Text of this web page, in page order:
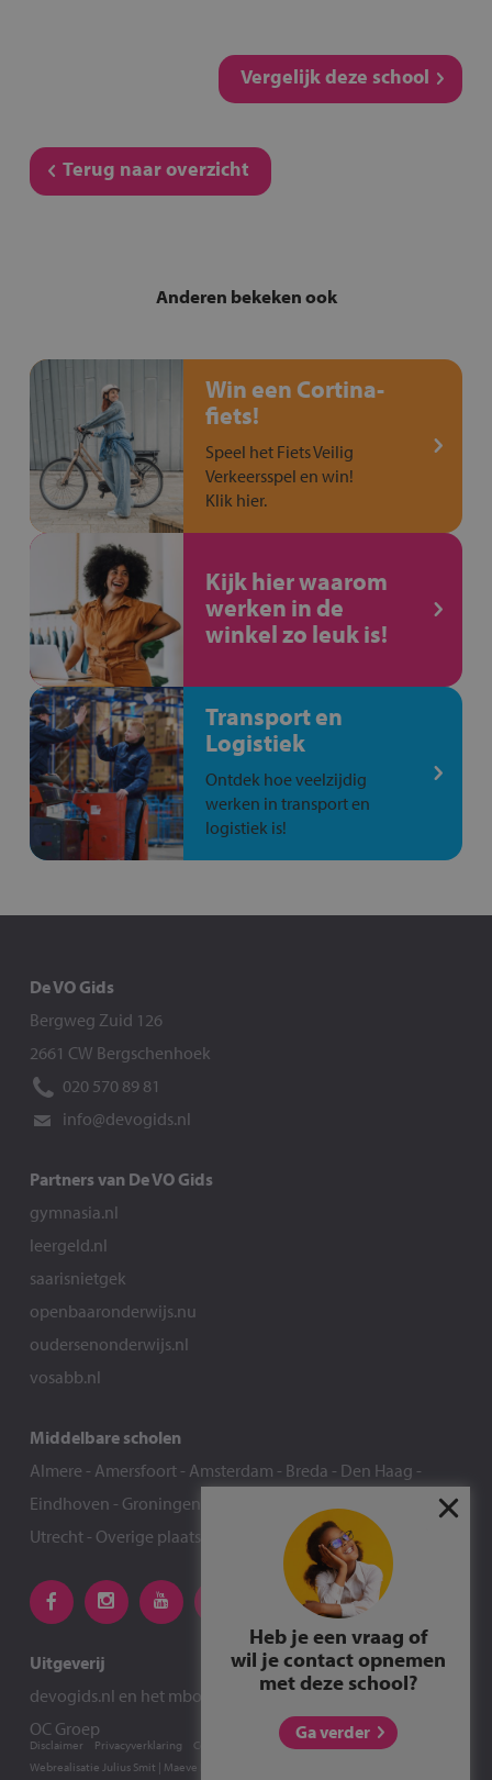
Vergelijk deze school
Terug naar overzicht
Anderen bekeken ook
Win een Cortina-
fiets!
Speel het Fiets Veilig
Verkeersspel en win!
Klik hier.
Kijk hier waarom
werken in de
winkel zo leuk is!
Transport en
Logistiek
Ontdek hoe veelzijdig
werken in transport en
logistiek is!
Heb je een vraag of
wil je contact opnemen
met deze school?
Ga verder
De VO Gids
Bergweg Zuid 126
2661 CW Bergschenhoek
020 570 89 81
info@devogids.nl
Partners van De VO Gids
gymnasia.nl
leergeld.nl
saarisnietgek
openbaaronderwijs.nu
oudersenonderwijs.nl
vosabb.nl
Middelbare scholen
Almere - Amersfoort- Amsterdam - Breda - Den Haag -
Eindhoven - Groningen Rotterdam
-
Utrecht- Overige plaatsen
Uitgeverij
devogids.nl en het mbokompas.nlzijn een uitgave van de
OC Groep
Webrealisatie Julius Smit | Maeve Levie
Disclaimer Privacyverklaring Cookie-instellingen